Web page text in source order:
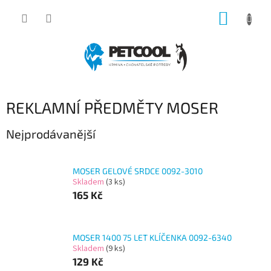
REKLAMNÍ PŘEDMĚTY MOSER
Nejprodávanější
MOSER GELOVÉ SRDCE 0092-3010
Skladem (3 ks)
165 Kč
MOSER 1400 75 LET KLÍČENKA 0092-6340
Skladem (9 ks)
129 Kč